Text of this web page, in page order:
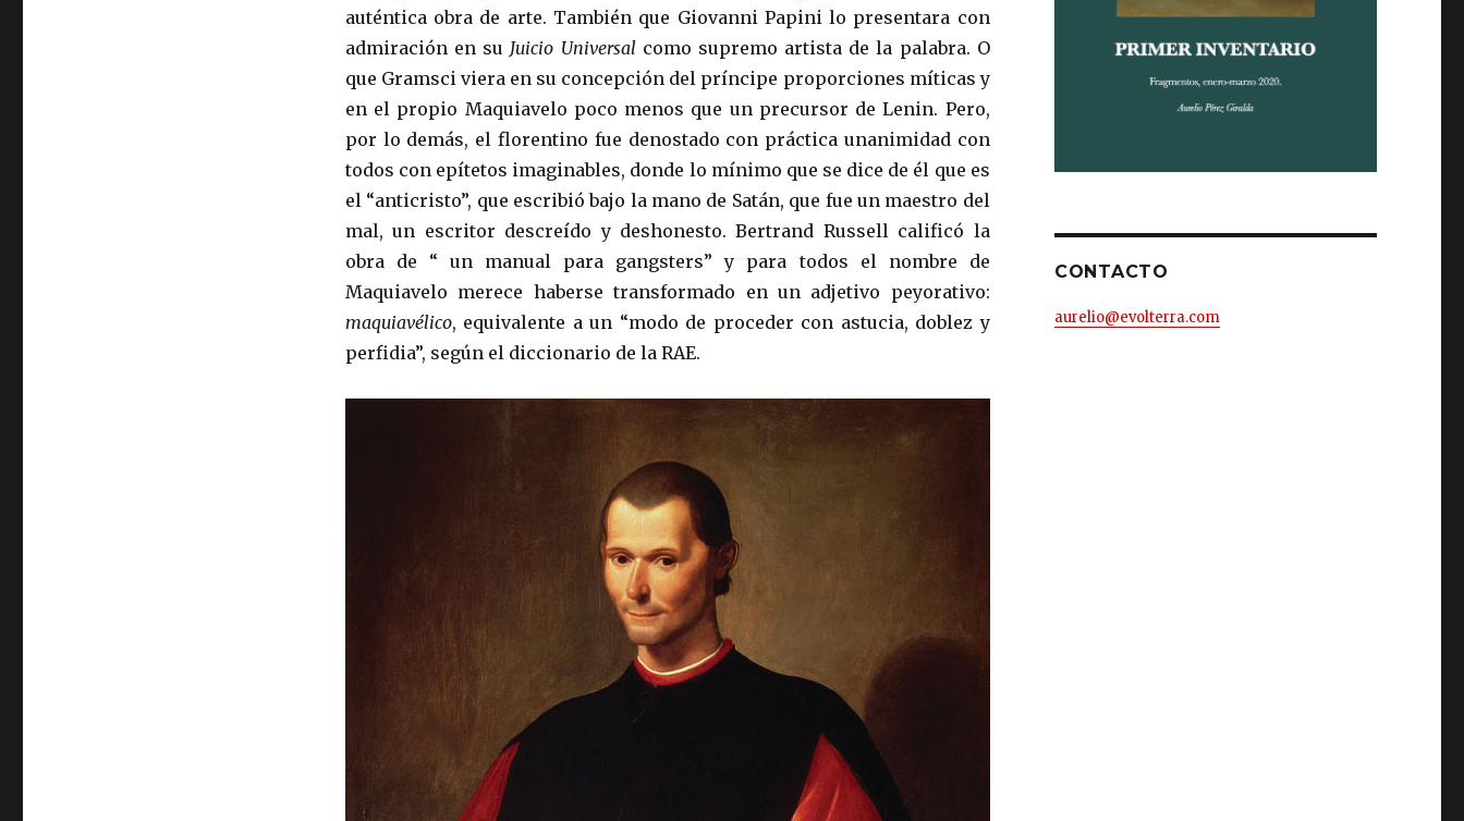
auténtica obra de arte. También que Giovanni Papini lo presentara con
admiración en su Juicio Universal como supremo artista de la palabra. O
que Gramsci viera en su concepción del príncipe proporciones míticas y
en el propio Maquiavelo poco menos que un precursor de Lenin. Pero,
por lo demás, el florentino fue denostado con práctica unanimidad con
todos con epítetos imaginables, donde lo mínimo que se dice de él que es
el “anticristo”, que escribió bajo la mano de Satán, que fue un maestro del
mal, un escritor descreído y deshonesto. Bertrand Russell calificó la
obra de “ un manual para gangsters” y para todos el nombre de
Maquiavelo merece haberse transformado en un adjetivo peyorativo:
maquiavélico, equivalente a un “modo de proceder con astucia, doblez y
perfidia”, según el diccionario de la RAE.
CONTACTO
aurelio@evolterra.com